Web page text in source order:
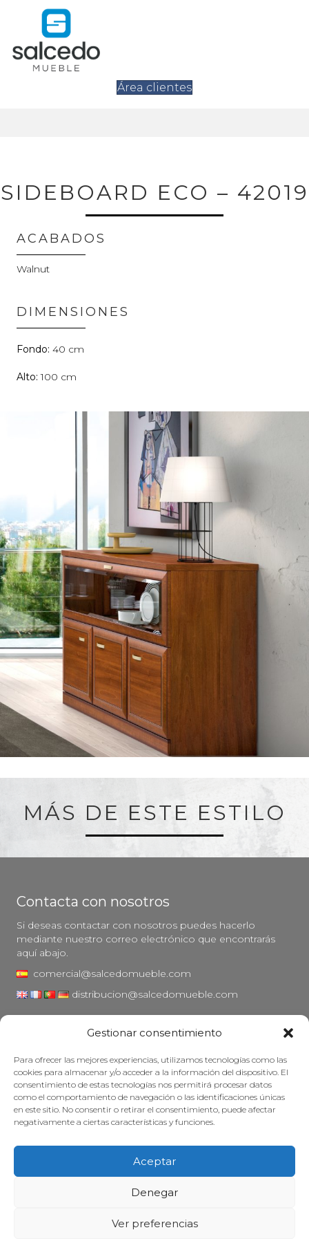
Gestionar consentimiento
Para ofrecer las mejores experiencias, utilizamos tecnologías como las
cookies para almacenar y/o acceder a la información del dispositivo. El
consentimiento de estas tecnologías nos permitirá procesar datos
como el comportamiento de navegación o las identificaciones únicas
en este sitio. No consentir o retirar el consentimiento, puede afectar
negativamente a ciertas características y funciones.
Aceptar
Denegar
Ver preferencias
Área clientes
SIDEBOARD ECO – 42019
ACABADOS
Walnut
DIMENSIONES
40
100
MÁS DE ESTE ESTILO
Contacta con nosotros
Si deseas contactar con nosotros puedes hacerlo
mediante nuestro correo electrónico que encontrarás
aquí abajo.
comercial@salcedomueble.com
distribucion@salcedomueble.com
Aviso legal
Política de privacidad
Política de cookies
Mantener su mueble
Subvenciones
Web desarrollada, posicionada y mantenida con mucha cafeína por